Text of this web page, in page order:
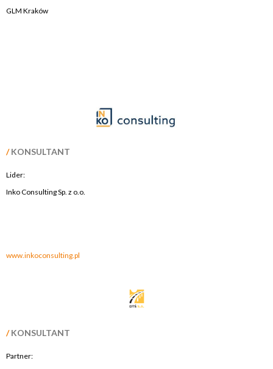
GLM Kraków
/KONSULTANT
Lider:
Inko Consulting Sp. z o.o.
www.inkoconsulting.pl
/KONSULTANT
Partner: